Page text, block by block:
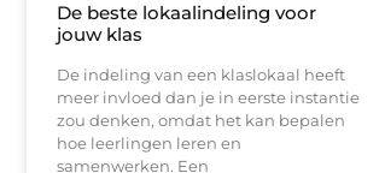
De beste lokaalindeling voor
jouw klas
De indeling van een klaslokaal heeft
meer invloed dan je in eerste instantie
zou denken, omdat het kan bepalen
hoe leerlingen leren en
samenwerken. Een